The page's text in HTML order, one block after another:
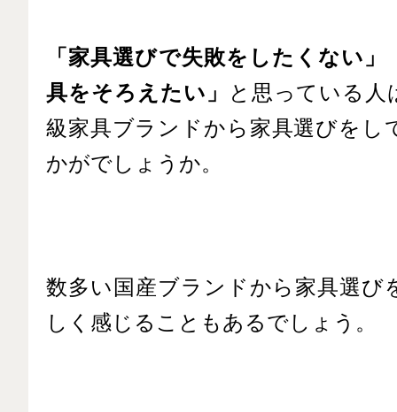
「家具選びで失敗をしたくない」
具をそろえたい」
と思っている人
級家具ブランドから家具選びをし
かがでしょうか。
数多い国産ブランドから家具選び
しく感じることもあるでしょう。